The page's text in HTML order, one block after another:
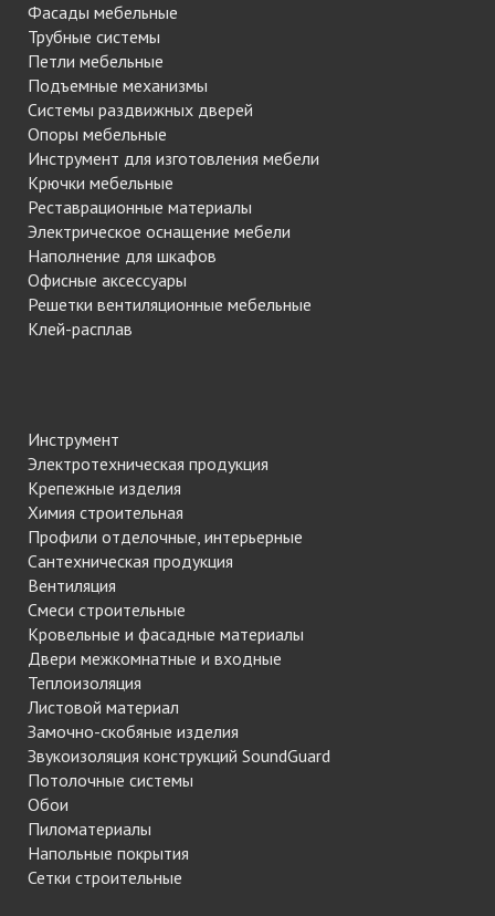
Фасады мебельные
Трубные системы
Петли мебельные
Подъемные механизмы
Системы раздвижных дверей
Опоры мебельные
Инструмент для изготовления мебели
Крючки мебельные
Реставрационные материалы
Электрическое оснащение мебели
Наполнение для шкафов
Офисные аксессуары
Решетки вентиляционные мебельные
Клей-расплав
Инструмент
Электротехническая продукция
Крепежные изделия
Химия строительная
Профили отделочные, интерьерные
Сантехническая продукция
Вентиляция
Смеси строительные
Кровельные и фасадные материалы
Двери межкомнатные и входные
Теплоизоляция
Листовой материал
Замочно-скобяные изделия
Звукоизоляция конструкций SoundGuard
Потолочные системы
Обои
Пиломатериалы
Напольные покрытия
Сетки строительные